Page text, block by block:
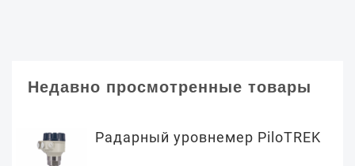
Недавно просмотренные товары
Радарный уровнемер PiloTREK